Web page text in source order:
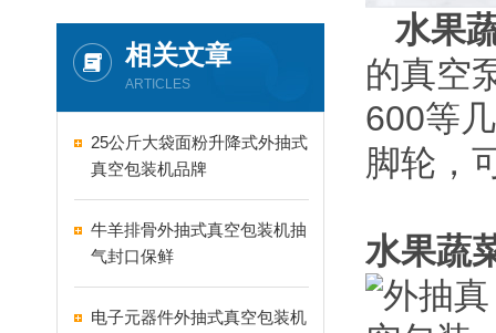
相关文章
ARTICLES
25公斤大袋面粉升降式外抽式
真空包装机品牌
牛羊排骨外抽式真空包装机抽
气封口保鲜
电子元器件外抽式真空包装机
水果
的真空
600等
脚轮，
水果蔬